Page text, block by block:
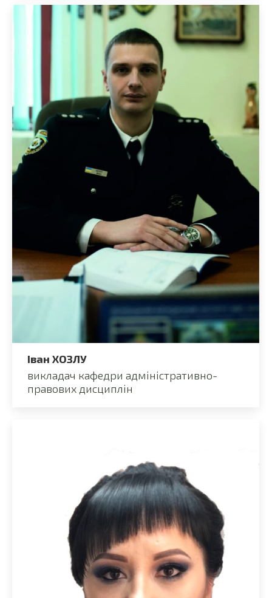
Іван ХОЗЛУ
викладач кафедри адміністративно-
правових дисциплін